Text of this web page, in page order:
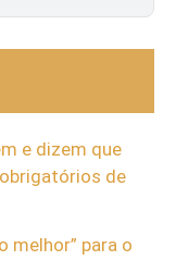
e dizem que
de
melhor” para o